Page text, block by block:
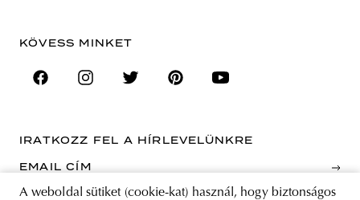
A weboldal sütiket (cookie-kat) használ, hogy biztonságos
KÖVESS MINKET
IRATKOZZ FEL A HÍRLEVELÜNKRE
EMAIL CÍM